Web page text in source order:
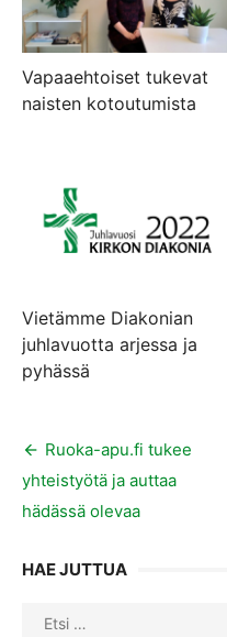
Vapaaehtoiset tukevat
naisten kotoutumista
Vietämme Diakonian
juhlavuotta arjessa ja
pyhässä
Artikkelien
selaus
Ruoka-apu.fi tukee
yhteistyötä ja auttaa
hädässä olevaa
HAE JUTTUA
Search